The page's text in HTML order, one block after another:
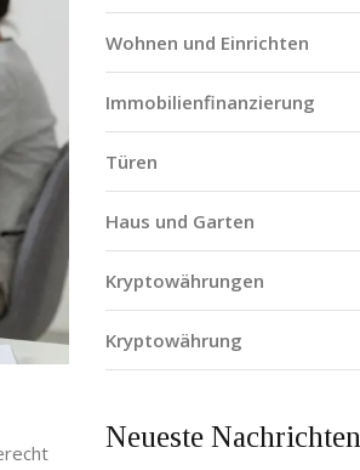
Wohnen und Einrichten
Immobilienfinanzierung
Türen
Haus und Garten
Kryptowährungen
Kryptowährung
Neueste Nachrichten